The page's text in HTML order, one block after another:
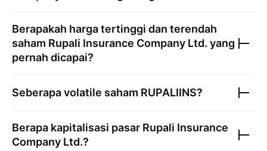
Berapakah harga tertinggi dan terendah
saham Rupali Insurance Company Ltd. yang
pernah dicapai?
Seberapa volatile saham RUPALIINS?
Berapa kapitalisasi pasar Rupali Insurance
Company Ltd.?